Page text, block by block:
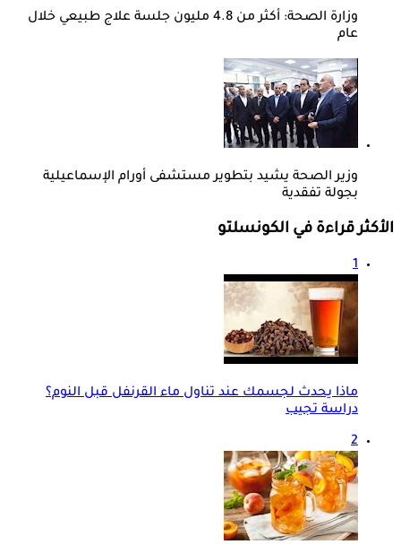
وزارة الصحة: أكثر من 4.8 مليون جلسة علاج طبيعي خلال
عام
وزير الصحة يشيد بتطوير مستشفى أورام الإسماعيلية
بجولة تفقدية
الأكثر قراءة في الكونسلتو
1
ماذا يحدث لجسمك عند تناول ماء القرنفل قبل النوم؟
دراسة تجيب
2